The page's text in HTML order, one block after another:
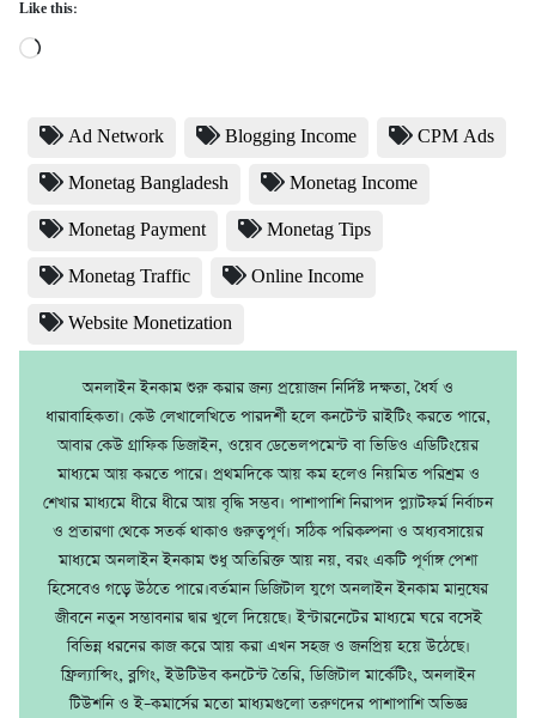
Like this:
Loading…
Ad Network Blogging Income CPM Ads
Monetag Bangladesh Monetag Income
Monetag Payment Monetag Tips
Monetag Traffic Online Income
Website Monetization
অনলাইন ইনকাম শুরু করার জন্য প্রয়োজন নির্দিষ্ট দক্ষতা, ধৈর্য ও
ধারাবাহিকতা। কেউ লেখালেখিতে পারদর্শী হলে কনটেন্ট রাইটিং করতে পারে,
আবার কেউ গ্রাফিক ডিজাইন, ওয়েব ডেভেলপমেন্ট বা ভিডিও এডিটিংয়ের
মাধ্যমে আয় করতে পারে। প্রথমদিকে আয় কম হলেও নিয়মিত পরিশ্রম ও
শেখার মাধ্যমে ধীরে ধীরে আয় বৃদ্ধি সম্ভব। পাশাপাশি নিরাপদ প্ল্যাটফর্ম নির্বাচন
ও প্রতারণা থেকে সতর্ক থাকাও গুরুত্বপূর্ণ। সঠিক পরিকল্পনা ও অধ্যবসায়ের
মাধ্যমে অনলাইন ইনকাম শুধু অতিরিক্ত আয় নয়, বরং একটি পূর্ণাঙ্গ পেশা
হিসেবেও গড়ে উঠতে পারে।বর্তমান ডিজিটাল যুগে অনলাইন ইনকাম মানুষের
জীবনে নতুন সম্ভাবনার দ্বার খুলে দিয়েছে। ইন্টারনেটের মাধ্যমে ঘরে বসেই
বিভিন্ন ধরনের কাজ করে আয় করা এখন সহজ ও জনপ্রিয় হয়ে উঠেছে।
ফ্রিল্যান্সিং, ব্লগিং, ইউটিউব কনটেন্ট তৈরি, ডিজিটাল মার্কেটিং, অনলাইন
টিউশনি ও ই–কমার্সের মতো মাধ্যমগুলো তরুণদের পাশাপাশি অভিজ্ঞ